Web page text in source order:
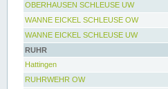
OBERHAUSEN SCHLEUSE UW
WANNE EICKEL SCHLEUSE OW
WANNE EICKEL SCHLEUSE UW
RUHR
Hattingen
RUHRWEHR OW